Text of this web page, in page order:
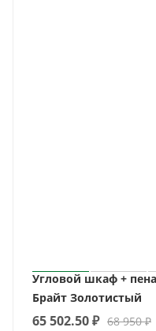
Угловой шкаф +
Брайт Золотистый
65 502.50₽ 68 950₽